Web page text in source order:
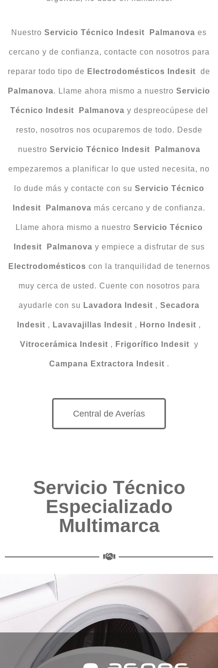
Nuestro Servicio Técnico Indesit Palmanova es
cercano y de confianza, contacte con nosotros para
reparar todo tipo de Electrodomésticos Indesit de
Palmanova. Llame ahora mismo a nuestro Servicio
Técnico Indesit Palmanova y despreocúpese del
resto, nosotros nos ocuparemos de todo. Desde
nuestro Servicio Técnico Indesit Palmanova
empezaremos a planificar lo que usted necesita, no
lo dude más y contacte con su Servicio Técnico
Indesit Palmanova más cercano y de confianza.
Llame ahora mismo a nuestro Servicio Técnico
Indesit Palmanova y empiece a disfrutar de sus
Electrodomésticos con la tranquilidad de tenernos
muy cerca de usted. Cuente con nosotros para
ayudarle con su Lavadora Indesit , Secadora
Indesit , Lavavajillas Indesit , Horno Indesit ,
Vitrocerámica Indesit , Frigorífico Indesit y
Campana Extractora Indesit .
Central de Averías
Servicio Técnico
Especializado
Multimarca